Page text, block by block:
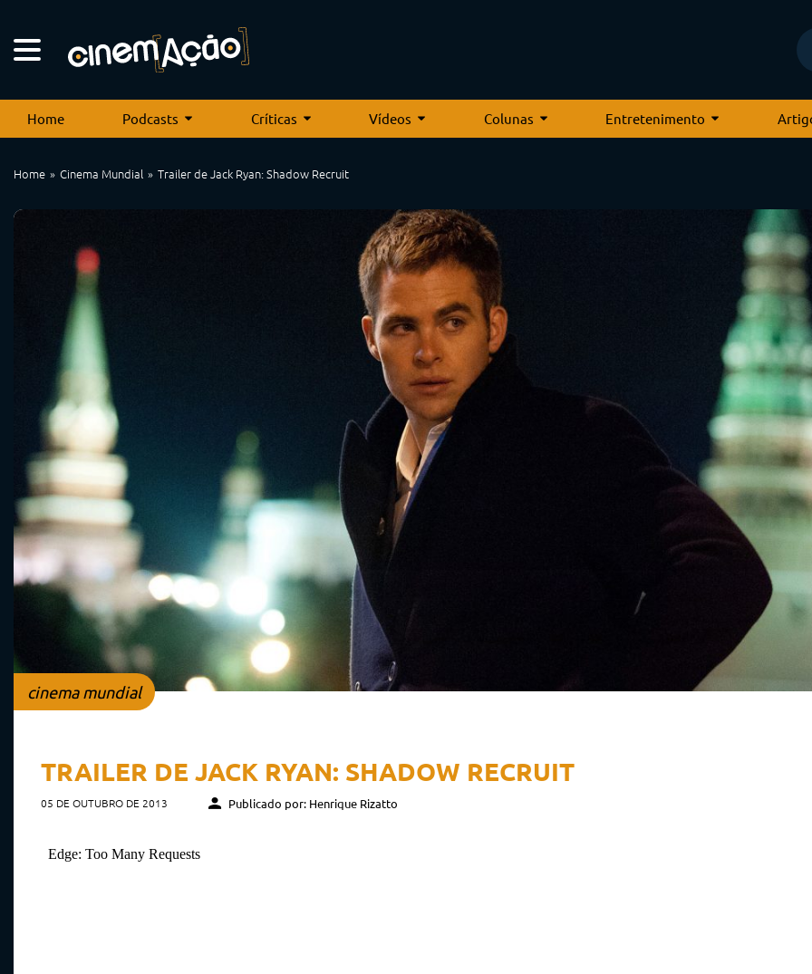
Home Podcasts Críticas Vídeos Colunas Entretenimento
Home Cinema Mundial Trailer de Jack Ryan: Shadow Recruit
cinema mundial
TRAILER DE JACK RYAN: SHADOW RECRUIT
05 DE OUTUBRO DE 2013 Publicado por: Henrique Rizatto